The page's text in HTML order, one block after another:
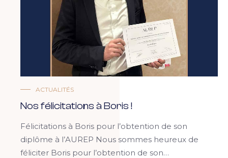
ACTUALITÉS
Nos félicitations à Boris !
Félicitations à Boris pour l’obtention de son
diplôme à l’AUREP Nous sommes heureux de
féliciter Boris pour l’obtention de son…